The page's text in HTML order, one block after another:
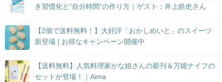
き習慣化と“自分時間”の作り方｜ゲスト：井上皓史さん
【2個で送料無料！】大好評「おかしめいと」のスイーツ
新登場 | お得なキャンペーン開催中
【送料無料】人気料理家かな姐さんの新刊＆万能ナイフの
セットが登場！｜Aima